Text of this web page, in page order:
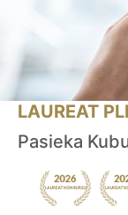
LAUREAT
Pasieka